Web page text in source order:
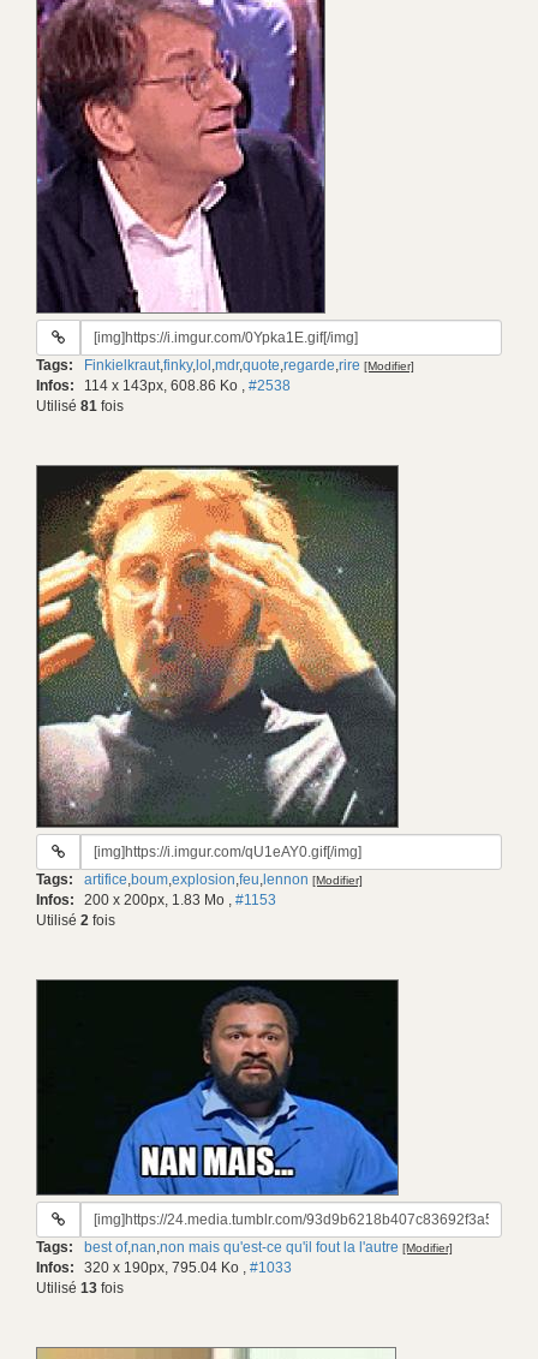
URL
gif:
Tags: Finkielkraut,finky, lol ,mdr,quote,regarde,rire [Modifier]
Infos: 114 x 143px, 608.86 Ko , #2538
Utilisé 81 fois
URL
gif:
Tags: artifice,boum,explosion,feu, lennon [Modifier]
Infos: 200 x 200px, 1.83 Mo , #1153
Utilisé 2 fois
URL
gif:
Tags: best of,nan,non mais qu'est-ce qu'il fout la l'autre [Modifier]
Infos: 320 x 190px, 795.04 Ko , #1033
Utilisé 13 fois